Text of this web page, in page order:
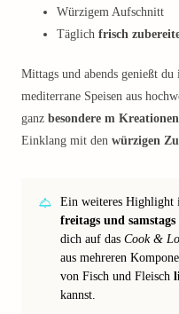
Würzigem Aufschnitt
Täglich frisch
Mittags und abends genießt du
mediterrane Speisen aus
ganz besondere m Kreationen
Einklang mit den würzigen
Ein weiteres Highlight
freitags und samstags
dich auf das Cook &
aus mehreren
von Fisch und Fleisch
kannst.